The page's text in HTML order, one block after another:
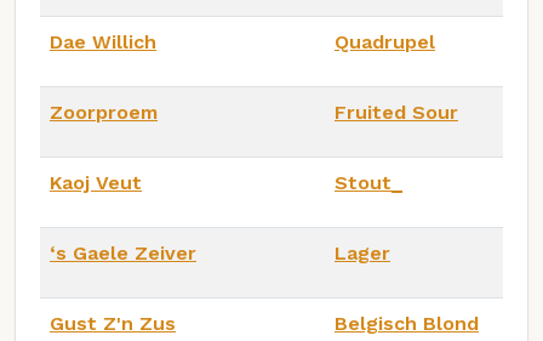
Dae Willich Quadrupel
Zoorproem Fruited Sour
Kaoj Veut Stout_
‘s Gaele Zeiver Lager
Gust Z'n Zus Belgisch Blond